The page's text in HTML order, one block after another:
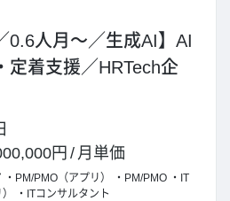
0.6人月～／生成AI】AI
定着支援／HRTech企
円 / 月単価
PM/PMO（アプリ） PM/PMO
IT
ITコンサルタント